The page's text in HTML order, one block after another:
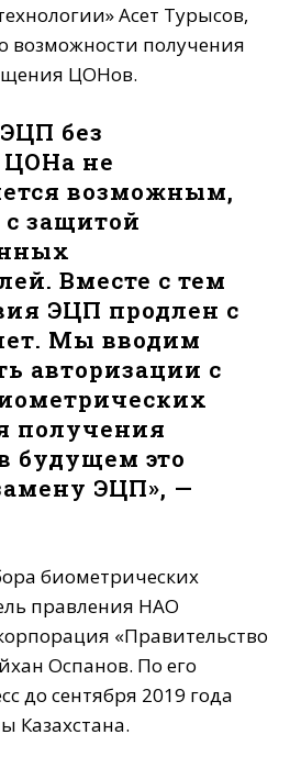
Асет Турысов,
возможности получения
ЦОНов.
без
не
возможным,
с защитой
Вместе с тем
ЭЦП продлен с
Мы вводим
авторизации с
получения
будущем это
ЭЦП», —
биометрических
правления НАО
«Правительство
Оспанов. По его
до сентября 2019 года
Казахстана.